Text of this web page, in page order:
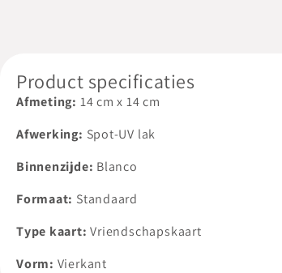
Product specificaties
Afmeting: 14cm x14cm
Afwerking: Spot-UV lak
Binnenzijde: Blanco
Formaat: Standaard
Type kaart: Vriendschapskaart
Vorm: Vierkant